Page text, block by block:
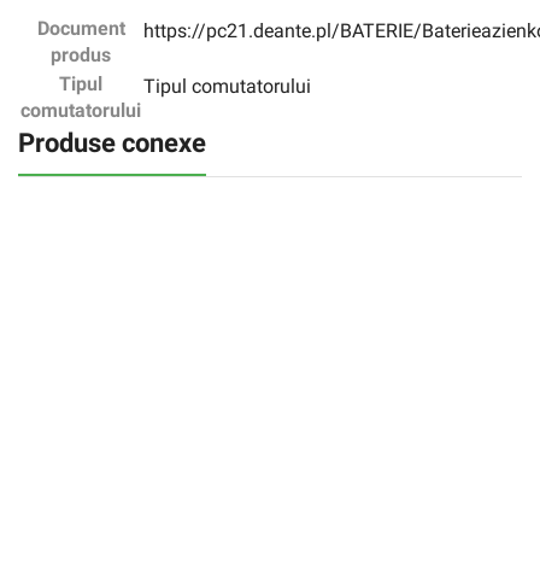
Document
produs
https://pc21.deante.pl/BATERIE/
Tipul
comutatorului
Tipul comutatorului
Produse conexe